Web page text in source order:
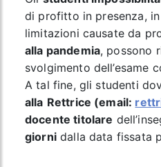
di profitto in presenza,
limitazioni causate da
alla pandemia, possono
svolgimento dell’esame
A tal fine, gli studenti
alla Rettrice (email:
docente titolare
giornidalla data fissata